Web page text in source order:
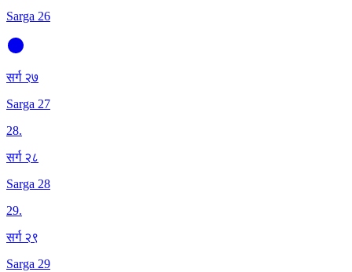
Sarga 26
सर्ग २७
Sarga 27
28.
सर्ग २८
Sarga 28
29.
सर्ग २९
Sarga 29